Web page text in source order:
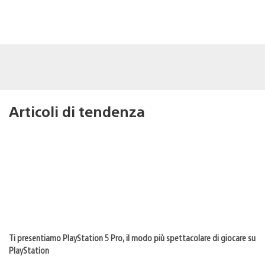
Articoli di tendenza
Ti presentiamo PlayStation 5 Pro, il modo più spettacolare di giocare su
PlayStation